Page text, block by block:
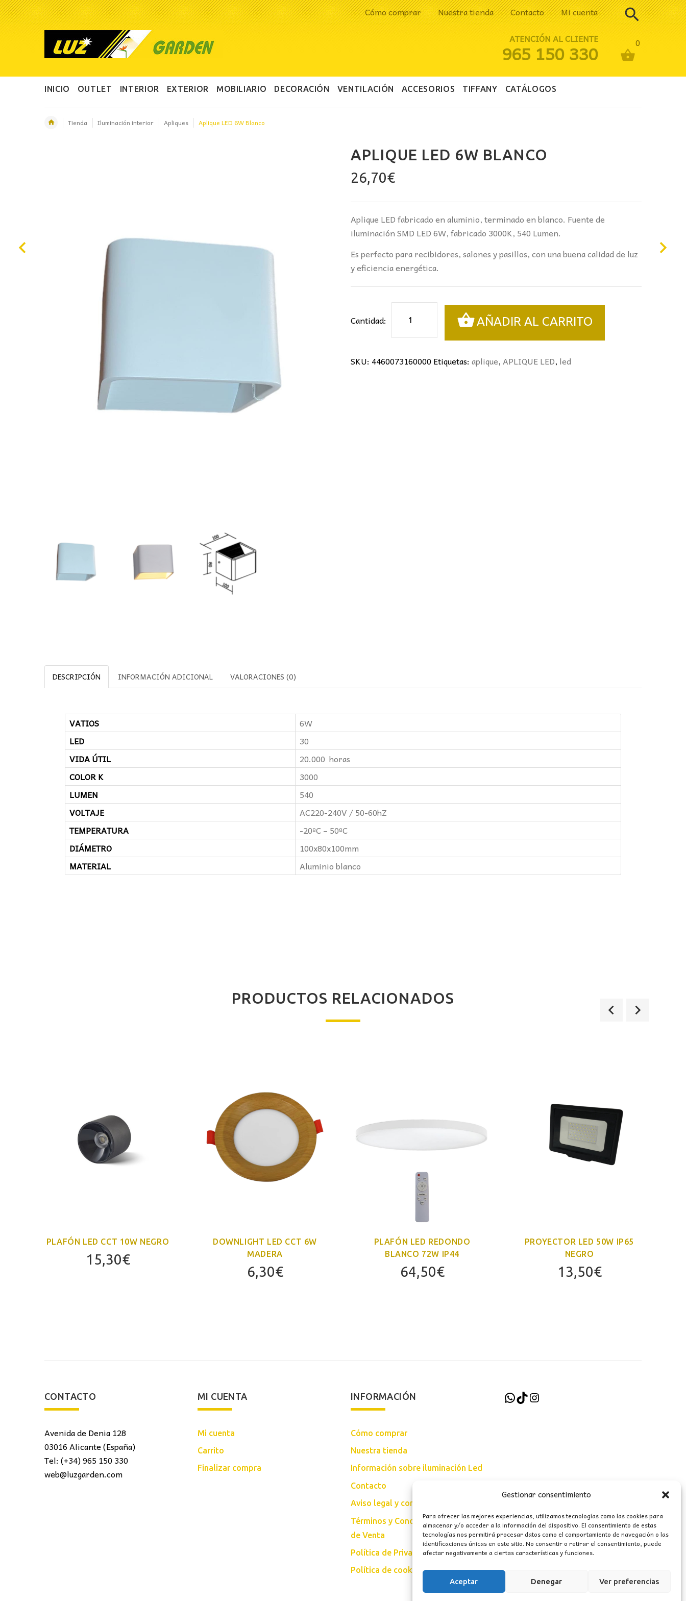
Gestionar consentimiento
Para ofrecer las mejores experiencias, utilizamos tecnologías como las cookies para
almacenar y/o acceder a la información del dispositivo. El consentimiento de estas
tecnologías nos permitirá procesar datos como el comportamiento de navegación o las
identificaciones únicas en este sitio. No consentir o retirar el consentimiento, puede
afectar negativamente a ciertas características y funciones.
Aceptar Denegar Ver preferencias
Cómo comprar Nuestra tienda Contacto Mi cuenta
0
ATENCIÓN AL CLIENTE
965 150 330
INICIO OUTLET INTERIOR EXTERIOR MOBILIARIO DECORACIÓN VENTILACIÓN ACCESORIOS TIFFANY CATÁLOGOS
Tienda Iluminación interior Apliques Aplique LED 6W Blanco
APLIQUE LED 6W BLANCO
26,70€
Aplique LED fabricado en aluminio, terminado en blanco. Fuente de
iluminación SMD LED 6W, fabricado 3000K, 540 Lumen.
Es perfecto para recibidores, salones y pasillos, con una buena calidad de luz
y eficiencia energética.
Cantidad:
6W
cantidad
AÑADIR AL CARRITO
SKU: 4460073160000Etiquetas: aplique,APLIQUE LED, led
DESCRIPCIÓN INFORMACIÓN ADICIONAL VALORACIONES (0)
VATIOS
6W
LED
30
VIDA ÚTIL
20.000 horas
COLOR K
3000
LUMEN
540
VOLTAJE
AC220-240V / 50-60hZ
TEMPERATURA
-20ºC – 50ºC
DIÁMETRO
100x80x100mm
MATERIAL
Aluminio blanco
PRODUCTOS RELACIONADOS
PLAFÓN LED CCT 10W NEGRO
15,30€
DOWNLIGHT LED CCT 6W
MADERA
6,30€
PLAFÓN LED REDONDO
BLANCO 72W IP44
64,50€
PROYECTOR LED 50W IP65
NEGRO
13,50€
CONTACTO
Avenida de Denia 128
03016 Alicante (España)
Tel: (+34) 965 150 330
web@luzgarden.com
MI CUENTA
Mi cuenta
Carrito
Finalizar compra
INFORMACIÓN
Cómo comprar
Nuestra tienda
Información sobre iluminación Led
Contacto
Aviso legal y condiciones de uso
Términos y Condiciones Generales
de Venta
Política de Privacidad
Política de cookies (UE)
WhatsApp
TikTokInstagram